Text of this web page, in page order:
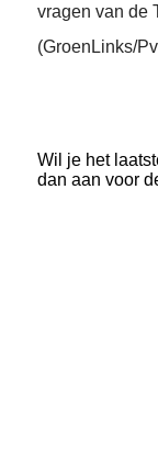
vragen van de
(GroenLinks/
Wil je het
dan aan voor